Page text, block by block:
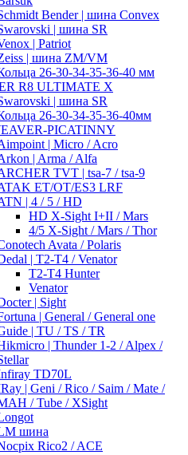
Bender | шина Convex
| шина SR
| Patriot
| шина ZM/VM
26-30-34-35-36-40 мм
R8 ULTIMATE X
| шина SR
26-30-34-35-36-40мм
PICATINNY
| Micro / Acro
| Arma / Alfa
TVT | tsa-7 / tsa-9
ET/OT/ES3 LRF
| 4 / 5 / HD
HD X-Sight I+II / Mars
4/5 X-Sight / Mars / Thor
Avata / Polaris
| T2-T4 / Venator
T2-T4 Hunter
Venator
| Sight
| General / General one
| TU / TS / TR
| Thunder 1-2 / Alpex /
TD70L
| Geni / Rico / Saim / Mate /
/ Tube / XSight
шина
Rico2 / ACE